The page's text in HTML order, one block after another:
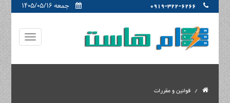
جمعه ۱۴۰۵/۰۵/۱۶ 0919-322-6266
قوانین و مقررات